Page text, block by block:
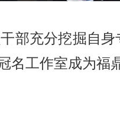
部充分挖掘自
工作室成为福